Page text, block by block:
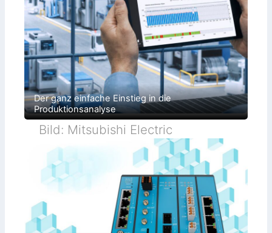
Der ganz einfache Einstieg in die
Produktionsanalyse
Bild: Mitsubishi Electric